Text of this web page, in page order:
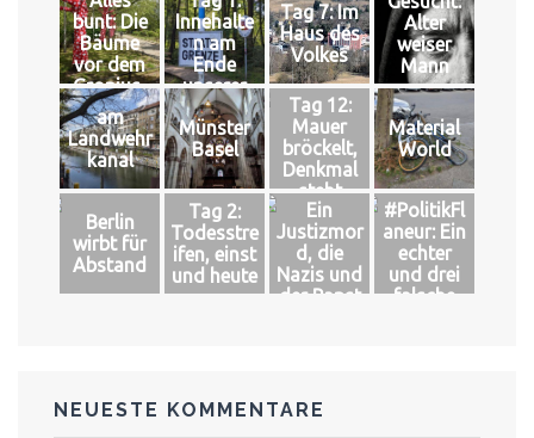
bunt: Die
Bäume
vor dem
Gropius-
Bau
Innehalte
n am
Ende
unserer
Welt
Tag 7: Im
Haus des
Volkes
Alter
weiser
Mann
am
Landwehr
kanal
Münster
Basel
Tag 12:
Mauer
bröckelt,
Denkmal
steht
Material
World
Berlin
wirbt für
Abstand
Tag 2:
Todesstre
ifen, einst
und heute
Ein
Justizmor
d, die
Nazis und
der Papst
#PolitikFl
aneur: Ein
echter
und drei
falsche
NEUESTE KOMMENTARE